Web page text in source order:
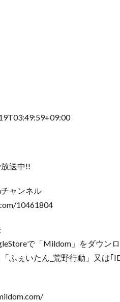
送中!!
ャンネル
10461804
で「Mildom」をダウン
ふぇいたん_荒野行動」又は｢